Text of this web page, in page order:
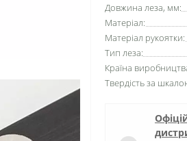
Довжина леза, мм:
Матеріал:
Матеріал рукоятки:
Тип леза:
Країна
Твердість за